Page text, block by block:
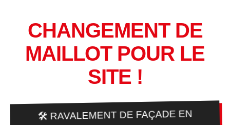
CHANGEMENT DE
MAILLOT POUR LE
SITE !
🛠️ RAVALEMENT DE FAÇADE EN